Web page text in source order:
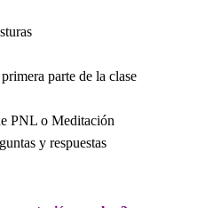
parte de la clase
PNL o Meditación
y respuestas